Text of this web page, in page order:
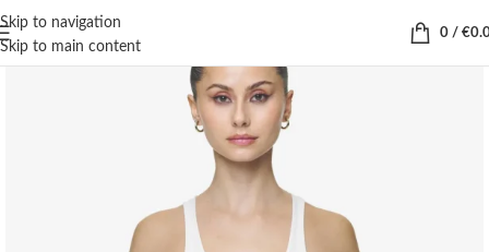
Skip to navigation
Skip to main content
0 / €